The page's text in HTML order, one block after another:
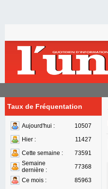
Taux de Fréquentation
Aujourd'hui :
10507
Hier :
11427
Cette semaine :
73591
Semaine
dernière :
77368
Ce mois :
85963